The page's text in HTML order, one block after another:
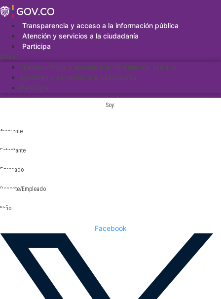
Saltar
al
contenidoTransparencia y acceso a la información pública
Atención y servicios a la ciudadanía
Participa
Menu
Transparencia y acceso a la información pública
Atención y servicios a la ciudadanía
Participa
Soy:
Aspirante
Estudiante
Egresado
Docente/Empleado
Niño
Facebook